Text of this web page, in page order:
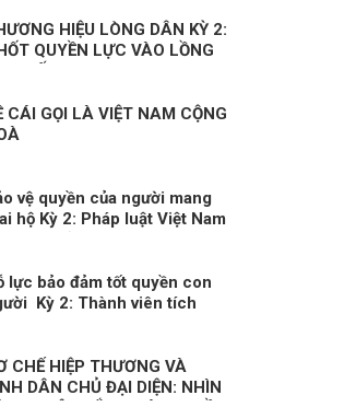
HIỆU LÒNG DÂN KỲ 2:
QUYỀN LỰC VÀO LỒNG
CÁI GỌI LÀ VIỆT NAM CỘNG
vệ quyền của người mang
hộ Kỳ 2: Pháp luật Việt Nam
lực bảo đảm tốt quyền con
Kỳ 2: Thành viên tích
CHẾ HIỆP THƯƠNG VÀ
DÂN CHỦ ĐẠI DIỆN: NHÌN